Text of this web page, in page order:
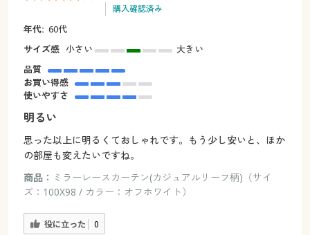
購入確認済み
年代: 60代
サイズ感 小さい
大きい
品質
お買い得感
使いやすさ
明るい
思った以上に明るくておしゃれです。もう少し安いと、ほか
の部屋も変えたいですね。
商品： ミラーレースカーテン(カジュアルリーフ柄)（サイ
ズ：100X98 / カラー：オフホワイト）
役に立った 0